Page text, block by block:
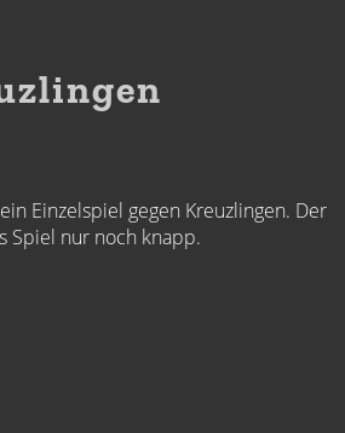
Einzelspiel gegen Kreuzlingen. Der
Spiel nur noch knapp.